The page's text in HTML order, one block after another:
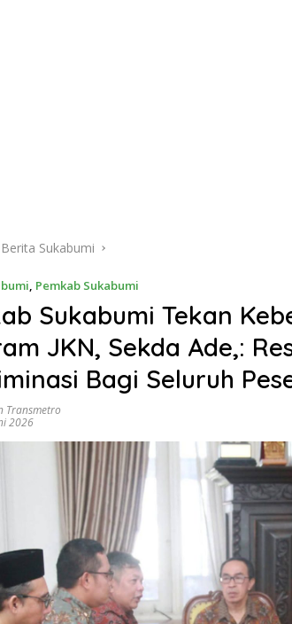
Berita Sukabumi
, Pemkab Sukabumi
Sukabumi Tekan
JKN, Sekda Ade,:
Bagi Seluruh
Transmetro
2026